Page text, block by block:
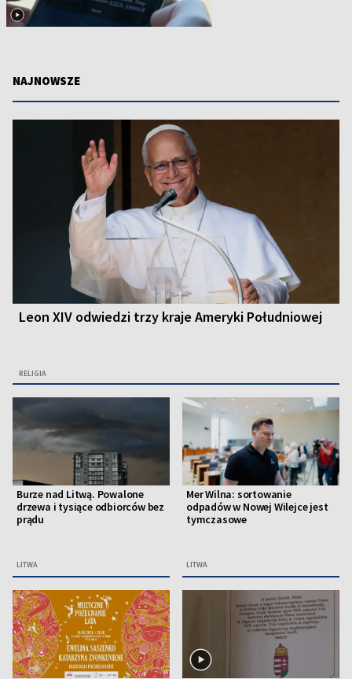
NAJNOWSZE
Leon XIV odwiedzi trzy kraje Ameryki Południowej
RELIGIA
Burze nad Litwą. Powalone
drzewa i tysiące odbiorców bez
prądu
LITWA
Mer Wilna: sortowanie
odpadów w Nowej Wilejce jest
tymczasowe
LITWA